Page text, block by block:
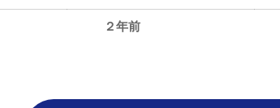
２年前